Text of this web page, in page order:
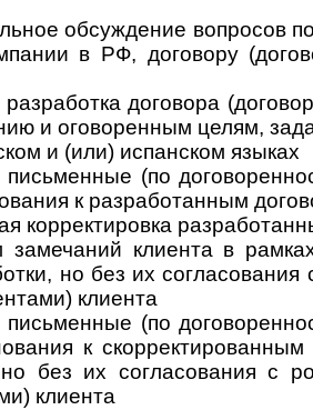
обсуждение вопросов
в РФ, дого­вору
договора
и ого­во­рен­ным целям,
и (или) испан­ском языках
(по
к раз­ра­бо­тан­ным
корректировка
заме­ча­ний кли­ента в
но без их
кли­ента
(по
к
без их согла­со­ва­ния с
клиента